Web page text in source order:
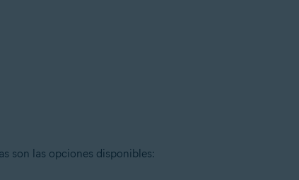
son las opciones disponibles: